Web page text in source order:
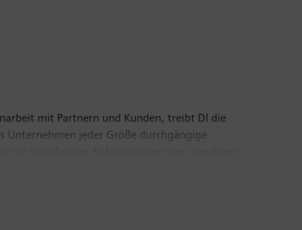
mit Partnern und Kunden, treibt DI die
jeder Größe durchgängige
fortlaufend durch Innovationen und die